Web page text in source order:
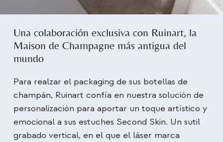
Una colaboración exclusiva con Ruinart, la
Maison de Champagne más antigua del
mundo
Para realzar el packaging de sus botellas de
champán, Ruinart confía en nuestra solución de
personalización para aportar un toque artístico y
emocional a sus estuches Second Skin. Un sutil
grabado vertical, en el que el láser marca